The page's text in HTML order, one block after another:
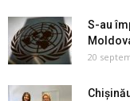
S-au
20